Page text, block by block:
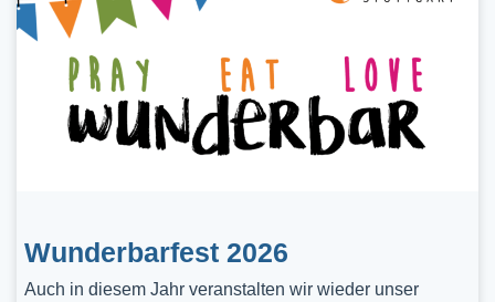
Wunderbarfest 2026
Auch in diesem Jahr veranstalten wir wieder unser